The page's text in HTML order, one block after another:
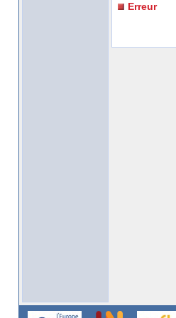
Erreur